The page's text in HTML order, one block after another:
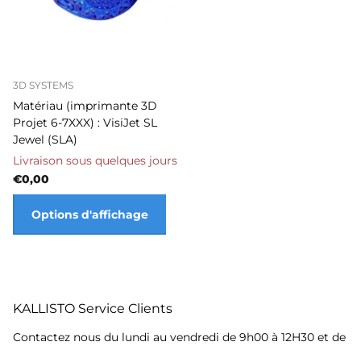
3D SYSTEMS
Matériau (imprimante 3D
Projet 6-7XXX) : VisiJet SL
Jewel (SLA)
Livraison sous quelques jours
€0,00
Options d'affichage
KALLISTO Service Clients
Contactez nous du lundi au vendredi de 9h00 à 12H30 et de